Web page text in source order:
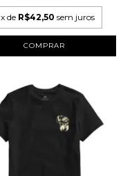
x de R$42,50 sem juros
COMPRAR